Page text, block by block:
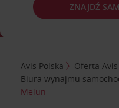
ZNAJDŹ
Avis Polska
Oferta Avis
Biura wynajmu
Melun